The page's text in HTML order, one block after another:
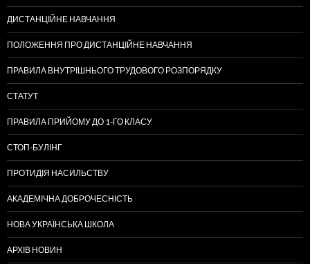
ДИСТАНЦІЙНЕ НАВЧАННЯ
ПОЛОЖЕННЯ ПРО ДИСТАНЦІЙНЕ НАВЧАННЯ
ПРАВИЛА ВНУТРІШНЬОГО ТРУДОВОГО РОЗПОРЯДКУ
СТАТУТ
ПРАВИЛА ПРИЙОМУ ДО 1-ГО КЛАСУ
СТОП-БУЛІНГ
ПРОТИДІЯ НАСИЛЬСТВУ
АКАДЕМІЧНА ДОБРОЧЕСНІСТЬ
НОВА УКРАЇНСЬКА ШКОЛА
АРХІВ НОВИН